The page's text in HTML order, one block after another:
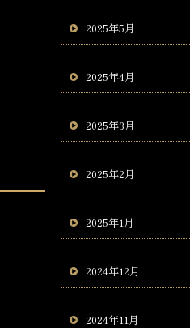
2025年5月
2025年4月
2025年3月
2025年2月
2025年1月
2024年12月
2024年11月